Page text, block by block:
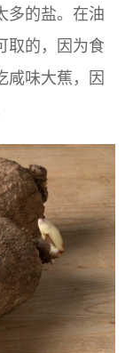
多的盐。在油
取的，因为食
咸味大蕉，因